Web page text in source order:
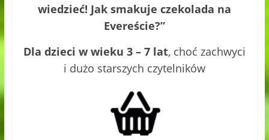
wiedzieć! Jak smakuje czekolada na
Evereście?”
Dla dzieci w wieku 3 – 7 lat, choć zachwyci
i dużo starszych czytelników